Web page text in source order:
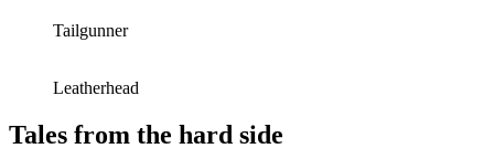
Tailgunner
Leatherhead
Tales from the hard side